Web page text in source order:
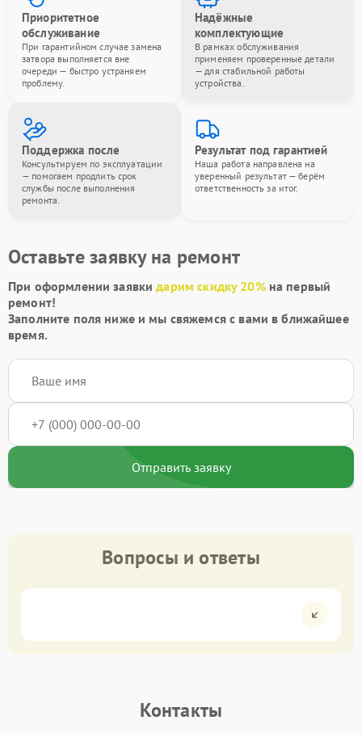
Приоритетное
обслуживание
При гарантийном случае замена
затвора выполняется вне
очереди — быстро устраняем
проблему.
Надёжные
комплектующие
В рамках обслуживания
применяем проверенные детали
— для стабильной работы
устройства.
Поддержка после
Консультируем по эксплуатации
— помогаем продлить срок
службы после выполнения
ремонта.
Результат под гарантией
Наша работа направлена на
уверенный результат — берём
ответственность за итог.
Оставьте заявку на ремонт
При оформлении заявкидарим скидку 20%на первый
ремонт!
Заполните поля ниже и мы свяжемся с вами в ближайшее
время.
Отправить заявку
Вопросы и ответы
Контакты